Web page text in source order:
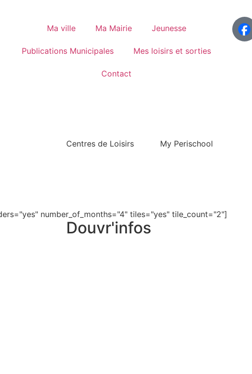
Ma ville Ma Mairie Jeunesse
Publications Municipales Mes loisirs et sorties
Contact
Centres de Loisirs My Perischool
number_of_months="4" tiles="yes" tile_count="2"]
Douvr'infos